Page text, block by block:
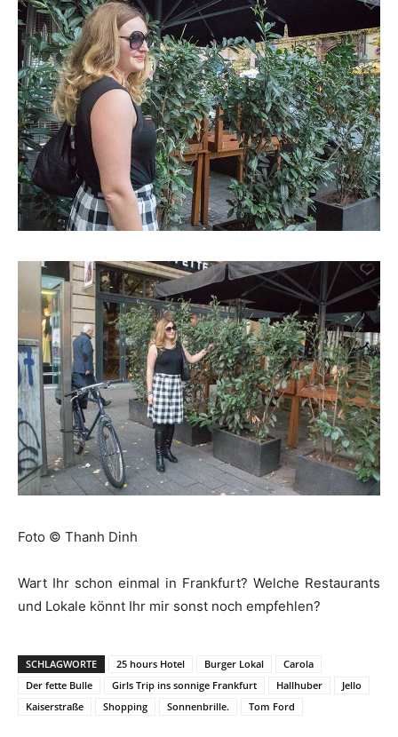
Foto © Thanh Dinh
Wart Ihr schon einmal in Frankfurt? Welche Restaurants
und Lokale könnt Ihr mir sonst noch empfehlen?
SCHLAGWORTE 25 hours Hotel Burger Lokal
Carola
Der fette Bulle
Girls Trip ins sonnige Frankfurt Hallhuber
Jello
Kaiserstraße
Shopping Sonnenbrille. Tom Ford